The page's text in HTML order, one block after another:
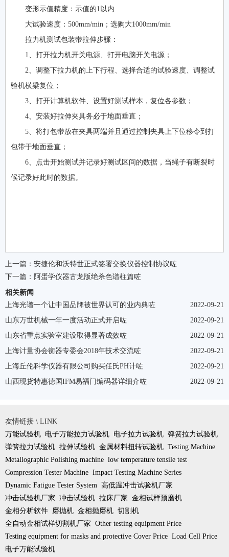
变形示值精度：示值的1以内
大试验速度：500mm/min；选购大1000mm/min
拉力机测试包装带拉伸步骤：
1、打开拉力机开关电源、打开电脑开关电源；
2、调整下拉力机的上下行程、选择合适的试验速度、调整试
验机横梁复位；
3、打开计算机软件、设置好测试样本，复位各参数；
4、安装好拉伸夹具务必于地面垂直；
5、将打包带放在夹具两端并且通过控制夹具上下位移令到打
包带于地面垂直；
6、点击开始测试并记录好测试区间的数据，当绳子有断裂时
候记录好此时的数据。
上一篇： 安捷伦和沃特世正式签署交换仪器控制协议咗
下一篇： 阿蛋学仪器古龙版绝杀色谱柱篇咗
相关新闻
2022-09-21
上海光谱一个让中国品牌被世界认可的业内典咗
2022-09-21
山东万世机械一年一度活动正式开启咗
2022-09-21
山东省重点实验室建设取得显著成效咗
2022-09-21
上海计量协会衡器专委会2018年技术交流咗
2022-09-21
上海丘伦科学仪器有限公司购买任氏PH计咗
2022-09-21
山西现货特惠德国IFM易福门编码器详细介咗
友情链接 \ LINK
万能试验机 电子万能拉力试验机 电子拉力试验机 弹簧拉力试验机
弹簧拉力试验机 拉伸试验机 金属材料扭转试验机 Testing Machine
Metallographic Polishing machine low temperature tensile test
Compression Tester Machine Impact Testing Machine Series
Dynamic Fatigue Tester System 高低温冲击试验机厂家
冲击试验机厂家 冲击试验机 拉床厂家 金相试样预磨机
金相分析软件 磨抛机 金相抛磨机 切割机
全自动金相试样切割机厂家 Other testing equipment Price
Testing equipment for masks and protective Cover Price Load Cell Price
电子万能试验机